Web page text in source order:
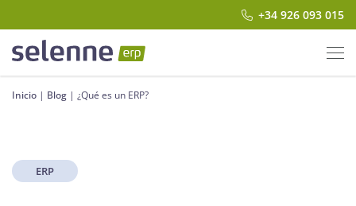
+34 926 093 015
Inicio | Blog | ¿Qué es un ERP?
ERP